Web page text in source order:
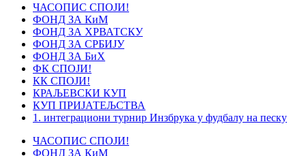
ЧАСОПИС СПОЈИ!
ФОНД ЗА КиМ
ФОНД ЗА ХРВАТСКУ
ФОНД ЗА СРБИЈУ
ФОНД ЗА БиХ
ФК СПОЈИ!
КК СПОЈИ!
КРАЉЕВСКИ КУП
КУП ПРИЈАТЕЉСТВА
1. интеграциони турнир Инзбрука у фудбалу на песку
ЧАСОПИС СПОЈИ!
ФОНД ЗА КиМ